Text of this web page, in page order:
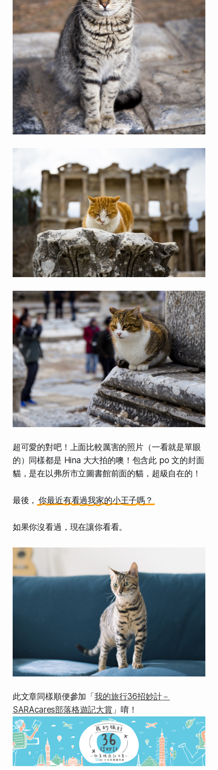
超可愛的對吧！上面比較厲害的照片（一看就是單眼
的）同樣都是 Hina 大大拍的噢！包含此 po 文的封面
貓，是在以弗所市立圖書館前面的貓，超級自在的！
最後， 你最近有看過我家的小王子嗎？
如果你沒看過，現在讓你看看。
此文章同樣順便參加「我的旅行36招妙計－
SARAcares部落格遊記大賞 」唷！